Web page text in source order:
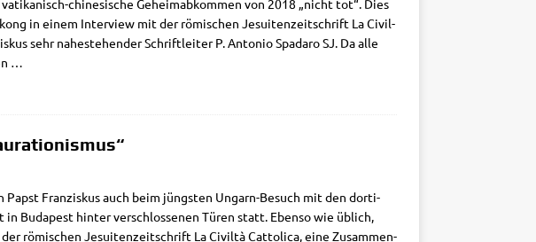
chi­­ne­­si­­sche Geheim­ab­kom­men von 2018 „nicht tot“. Dies
in einem Inter­view mit der römi­schen Jesui­ten­zeit­schrift La Civil­
sehr nahe­ste­hen­der Schrift­lei­ter P. Anto­nio Spa­da­ro SJ. Da alle
…
Papst Fran­zis­kus auch beim jüng­sten Ungarn-Besuch mit den dor­ti­
Buda­pest hin­ter ver­schlos­se­nen Türen statt. Eben­so wie üblich,
römi­schen Jesui­ten­zeit­schrift La Civil­tà Cat­to­li­ca, eine Zusam­men­